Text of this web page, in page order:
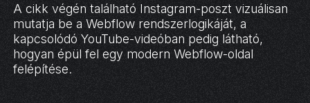
A cikk végén található Instagram-poszt vizuálisan
mutatja be a Webflow rendszerlogikáját, a
kapcsolódó YouTube-videóban pedig látható,
hogyan épül fel egy modern Webflow-oldal
felépítése.